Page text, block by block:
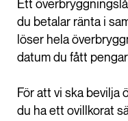
Ett
du betalar ränta i
löser hela
datum du fått
För att vi ska bevilja
du ha ett ovillkorat